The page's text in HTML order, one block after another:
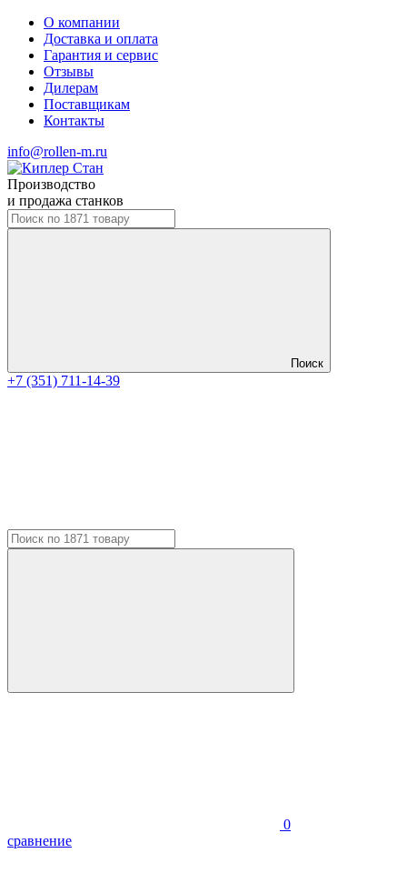
О компании
Доставка и оплата
Гарантия и сервис
Отзывы
Дилерам
Поставщикам
Контакты
info@rollen-m.ru
Производство
и продажа станков
Поиск
+7 (351) 711-14-39
0
сравнение